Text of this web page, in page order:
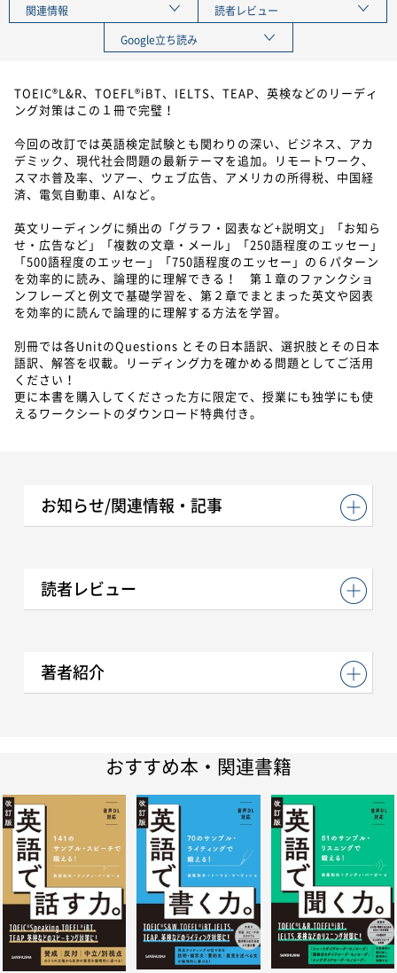
関連情報
読者レビュー
Google立ち読み
TOEIC®L&R、TOEFL®iBT、IELTS、TEAP、英検などのリーディ
ング対策はこの１冊で完璧！
今回の改訂では英語検定試験とも関わりの深い、ビジネス、アカ
デミック、現代社会問題の最新テーマを追加。リモートワーク、
スマホ普及率、ツアー、ウェブ広告、アメリカの所得税、中国経
済、電気自動車、AIなど。
英文リーディングに頻出の「グラフ・図表など+説明文」「お知ら
せ・広告など」「複数の文章・メール」「250語程度のエッセー」
「500語程度のエッセー」「750語程度のエッセー」の６パターン
を効率的に読み、論理的に理解できる！ 第１章のファンクショ
ンフレーズと例文で基礎学習を、第２章でまとまった英文や図表
を効率的に読んで論理的に理解する方法を学習。
別冊では各UnitのQuestions とその日本語訳、選択肢とその日本
語訳、解答を収載。リーディング力を確かめる問題としてご活用
ください！
更に本書を購入してくださった方に限定で、授業にも独学にも使
えるワークシートのダウンロード特典付き。
お知らせ/関連情報・記事
読者レビュー
著者紹介
おすすめ本・関連書籍